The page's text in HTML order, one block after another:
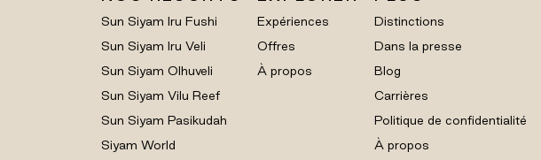
Sun Siyam Iru Fushi
Sun Siyam Iru Veli
Sun Siyam Olhuveli
Sun Siyam Vilu Reef
Sun Siyam Pasikudah
Siyam World
Expériences
Offres
À propos
Distinctions
Dans la presse
Blog
Carrières
Politique de confidentialité
À propos